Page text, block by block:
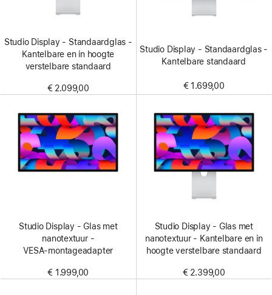
Studio Display - Standaardglas -
Kantelbare en in hoogte
verstelbare standaard
€ 2.099,00
Studio Display - Standaardglas -
Kantelbare standaard
€ 1.699,00
Studio Display - Glas met
nanotextuur -
VESA‑montageadapter
€ 1.999,00
Studio Display - Glas met
nanotextuur - Kantelbare en in
hoogte verstelbare standaard
€ 2.399,00